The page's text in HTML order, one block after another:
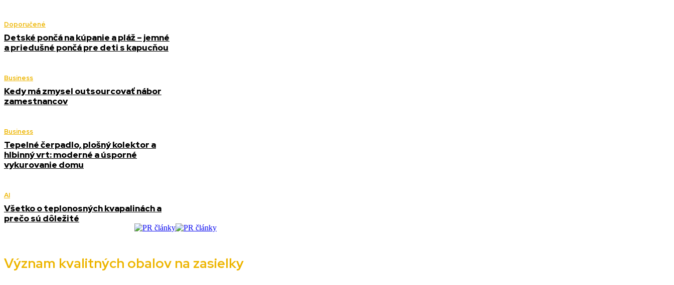
Doporučené
Detské pončá na kúpanie a pláž – jemné
a priedušné pončá pre deti s kapucňou
Business
Kedy má zmysel outsourcovať nábor
zamestnancov
Business
Tepelné čerpadlo, plošný kolektor a
hlbinný vrt: moderné a úsporné
vykurovanie domu
AI
Všetko o teplonosných kvapalinách a
prečo sú dôležité
Význam kvalitných obalov na zasielky